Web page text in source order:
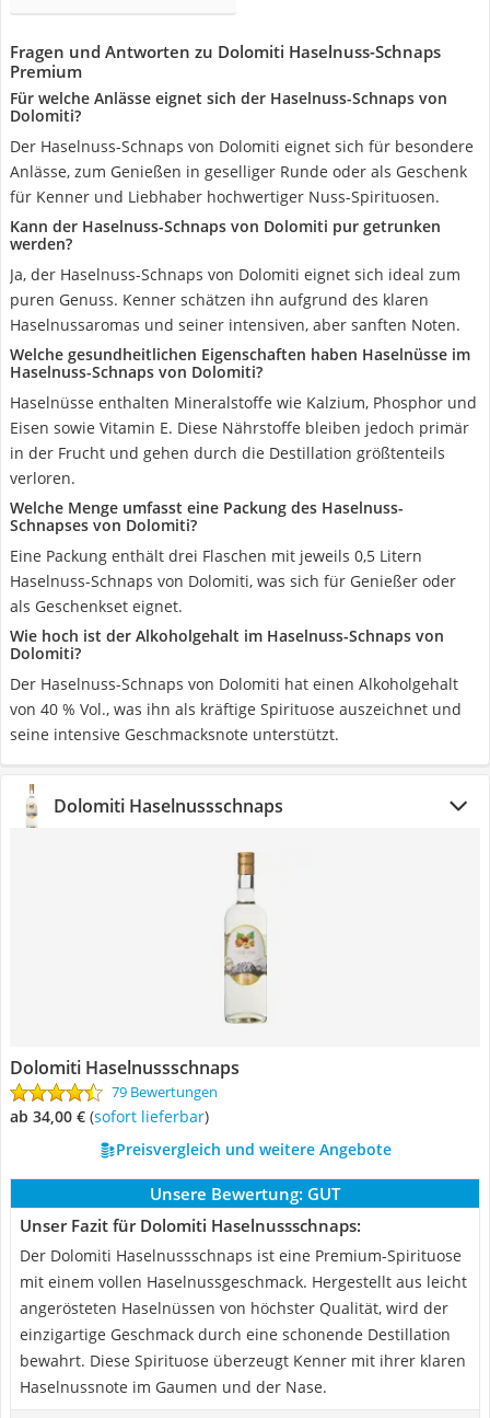
Fragen und Antworten zu Dolomiti Haselnuss-Schnaps
Premium
Für welche Anlässe eignet sich der Haselnuss-Schnaps von
Dolomiti?
Der Haselnuss-Schnaps von Dolomiti eignet sich für besondere
Anlässe, zum Genießen in geselliger Runde oder als Geschenk
für Kenner und Liebhaber hochwertiger Nuss-Spirituosen.
Kann der Haselnuss-Schnaps von Dolomiti pur getrunken
werden?
Ja, der Haselnuss-Schnaps von Dolomiti eignet sich ideal zum
puren Genuss. Kenner schätzen ihn aufgrund des klaren
Haselnussaromas und seiner intensiven, aber sanften Noten.
Welche gesundheitlichen Eigenschaften haben Haselnüsse im
Haselnuss-Schnaps von Dolomiti?
Haselnüsse enthalten Mineralstoffe wie Kalzium, Phosphor und
Eisen sowie Vitamin E. Diese Nährstoffe bleiben jedoch primär
in der Frucht und gehen durch die Destillation größtenteils
verloren.
Welche Menge umfasst eine Packung des Haselnuss-
Schnapses von Dolomiti?
Eine Packung enthält drei Flaschen mit jeweils 0,5 Litern
Haselnuss-Schnaps von Dolomiti, was sich für Genießer oder
als Geschenkset eignet.
Wie hoch ist der Alkoholgehalt im Haselnuss-Schnaps von
Dolomiti?
Der Haselnuss-Schnaps von Dolomiti hat einen Alkoholgehalt
von 40 % Vol., was ihn als kräftige Spirituose auszeichnet und
seine intensive Geschmacksnote unterstützt.
Dolomiti Haselnussschnaps
Dolomiti Haselnussschnaps
79 Bewertungen
ab 34,00 € ( Sofort lieferbar)
Preisvergleich und weitere Angebote
Unsere Bewertung: GUT
Unser Fazit für Dolomiti Haselnussschnaps:
Der Dolomiti Haselnussschnaps ist eine Premium-Spirituose
mit einem vollen Haselnussgeschmack. Hergestellt aus leicht
angerösteten Haselnüssen von höchster Qualität, wird der
einzigartige Geschmack durch eine schonende Destillation
bewahrt. Diese Spirituose überzeugt Kenner mit ihrer klaren
Haselnussnote im Gaumen und der Nase.